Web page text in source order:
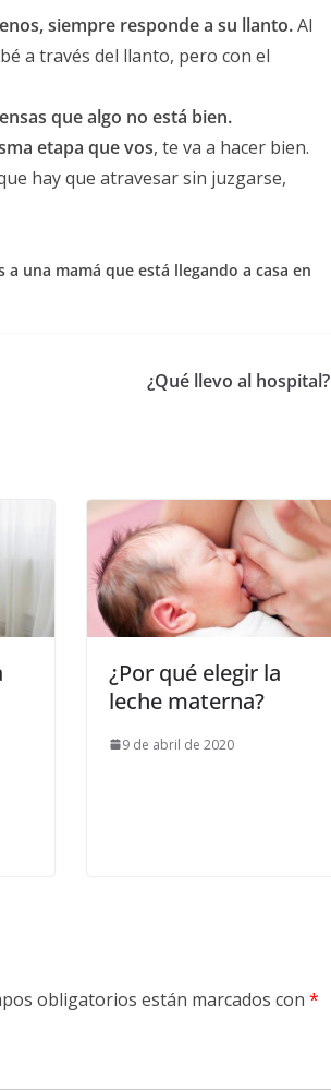
siempre responde a su llanto.Al
a través del llanto, pero con el
que algo no está bien.
etapa que vos, te va a hacer bien.
hay que atravesar sin juzgarse,
una mamá que está llegando a casa en
¿Qué llevo al hospital?
¿Por qué elegir la
leche materna?
9 de abril de 2020
obligatorios están marcados con *